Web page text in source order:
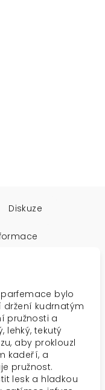
Diskuze
parfemace bylo
držení kudrnatým
pružnosti a
lehký, tekutý
aby proklouzl
kadeří, a
pružnost.
lesk a hladkou